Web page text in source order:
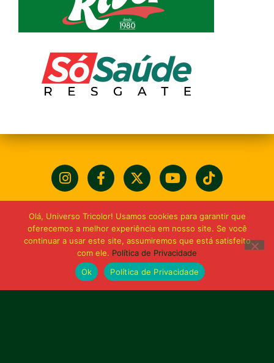
Olá, Universo Tricolor! Usamos cookies para garantir que
oferecemos a melhor experiência em nosso site. Se você
continuar a usar este site, assumiremos que está satisfeito
com ele. Política de Privacidade
Ok
Política de Privacidade